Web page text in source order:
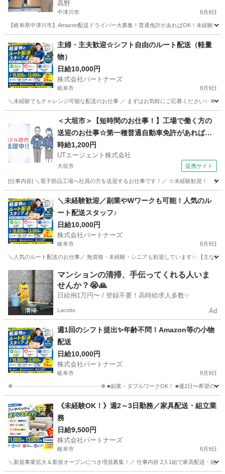
髙野
中津川市 8月9日
【岐阜県中津川市】Amazon配送ドライバー大募集！普通免許があればOK！未経験
ドライバー Amazon
主婦・主夫歓迎☆シフト自由のルート配送（軽量
物）
日給10,000円
株式会社パートナーズ
岐阜市 8月9日
＼未経験でもチャレンジ可能な配送のお仕事 ／ まずはお気軽にご応募ください
配送 スタッフ
＜大垣市＞【短時間のお仕事！】工場で働く方の
送迎のお仕事☆第一種普通自動車免許があればO
K！残業ほぼなし♪【履歴書不要☆オンライン面接
OK】【入社キャンペーン実施中！】
時給1,200円
UTエージェント株式会社
大垣市 提携サイト
[仕事内容] ＼電子部品工場へ社員の方を送迎するお仕事です！／ ☆未経験歓迎！
ドライバー
＼未経験歓迎／副業やWワークも可能！人気のル
ート配送スタッフ♪
日給10,000円
株式会社パートナーズ
岐阜市 8月9日
＼人気のルート配送のお仕事／ 無資格・未経験・シニアも歓迎しています✨ 【主な
岐阜 岐阜市 引越し スタッフ
マンションの清掃、手伝ってくれる人いま
せんか？😭🙏
日給例1万円〜 / 登録不要！高時給求人多数✨
Lacotto Ad
週1回のシフト提出✨年齢不問！Amazon等の小物
配送
日給10,000円
株式会社パートナーズ
岐阜市 8月9日
✼┈┈┈┈┈┈┈┈┈┈┈┈┈┈┈┈✼ ■副業・ダブルワークOK！ ■週2日〜希望のシフトで調
配送 積み込み
《未経験OK！》週2～3日勤務／家具配送・組立業
務
日給9,500円
株式会社パートナーズ
岐阜市 8月9日
＼新規事業拡大＆新規オープンにつき増員募集！／ 仕事内容 2人1組で家具配送・組